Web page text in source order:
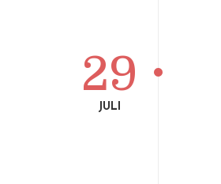
29
JULI